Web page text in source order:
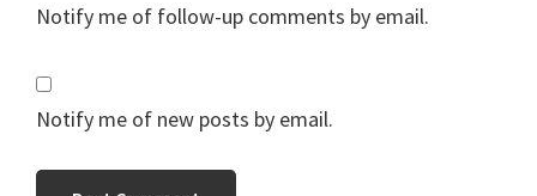
Notify me of follow-up comments by email.
Notify me of new posts by email.